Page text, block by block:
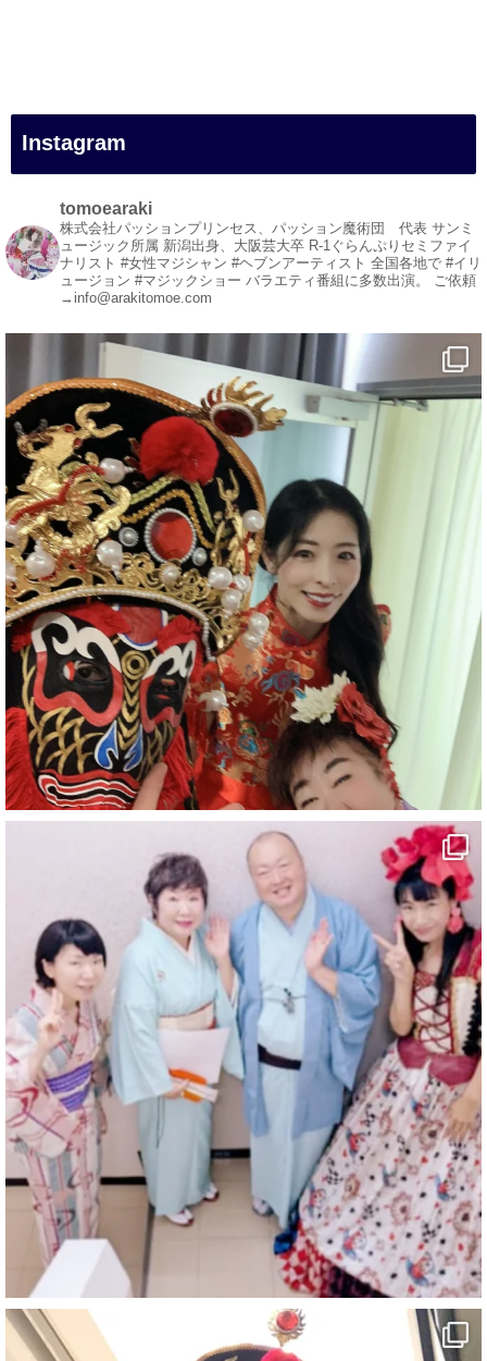
#白浜町
#変面ショー
#イベント
#宴会
#余興
1 5 X
マジシャン派遣 パッションプリンセス【公式】
@comedy_illusion · 5 8月
お疲れ様です
YouTubeを更新しました
https://youtu.be/9Vo2WgtDLME @YouTube
#企業公式がお疲れ様を言い合う
#チャンネル登録おねがいします
#愛媛県
#新居浜市
#幸福駅
#別子銅山
#鉱山観光列車
#四国
#愛媛観光
#旅行
#旅行動画
#一人旅
#観光スポット
#旅行好きと繋がりたい
7 X
マジシャン派遣 パッションプリンセス【公式】
@comedy_illusion · 4 8月
お疲れ様です
ブログ更新しました
「マジシャン和歌山旅 白浜町・三段壁洞窟」
#企業公式がお疲れ様を言い合う
#旅行好きな人と繋がりたい
#一人旅
#女性マジシャン
#出張マジック
#マジシャン派遣
Instagram
tomoearaki
株式会社パッションプリンセス、パッション魔術団 代表 サンミ
ュージック所属 新潟出身、大阪芸大卒 R-1ぐらんぷりセミファイ
ナリスト #女性マジシャン #ヘブンアーティスト 全国各地で #イリ
ュージョン #マジックショー バラエティ番組に多数出演。 ご依頼
→info@arakitomoe.com